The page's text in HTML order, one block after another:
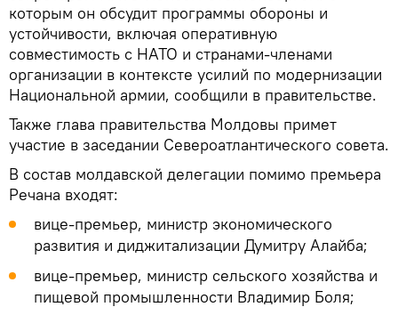
которым он обсудит программы обороны и
устойчивости, включая оперативную
совместимость с НАТО и странами-членами
организации в контексте усилий по модернизации
Национальной армии, сообщили в правительстве.
Также глава правительства Молдовы примет
участие в заседании Североатлантического совета.
В состав молдавской делегации помимо премьера
Речана входят:
вице-премьер, министр экономического
развития и диджитализации Думитру Алайба;
вице-премьер, министр сельского хозяйства и
пищевой промышленности Владимир Боля;